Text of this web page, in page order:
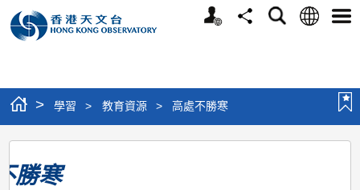
個
分
搜
語
選
> 學習 > 教育資源 > 高處不勝寒
高
處
勝寒